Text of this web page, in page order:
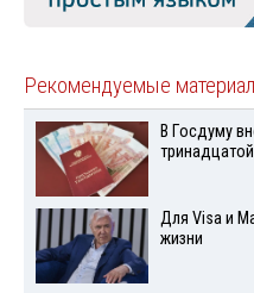
Рекомендуемые
В Госдуму
Для Visа и
жизни